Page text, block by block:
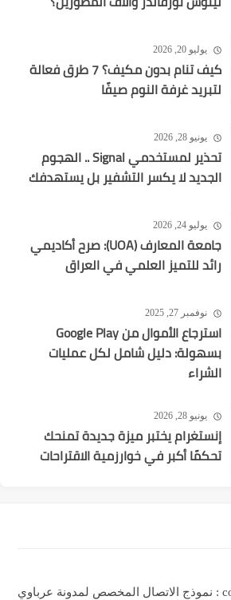
يوليو 20, 2026
كيف تنام بدون مكيف؟ 7 طرق فعالة
غرفة النوم صيفًا
يونيو 28, 2026
تحذير لمستخدمي Signal .. الهجوم
الجديد لا يكسر التشفير بل يستهدفك
يوليو 24, 2026
جامعة المعارف (UOA): صرح أكاديمي
للتميز العلمي في العراق
نوفمبر 27, 2025
استرجاع الأموال من Google Play
بسهولة: دليل شامل لكل عمليات
الشراء
يونيو 28, 2026
إنستغرام يختبر ميزة جديدة تمنحك
تحكمًا أكبر في خوارزمية الاقتراحات